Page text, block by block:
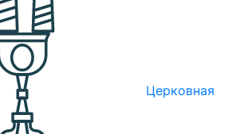
Церковная